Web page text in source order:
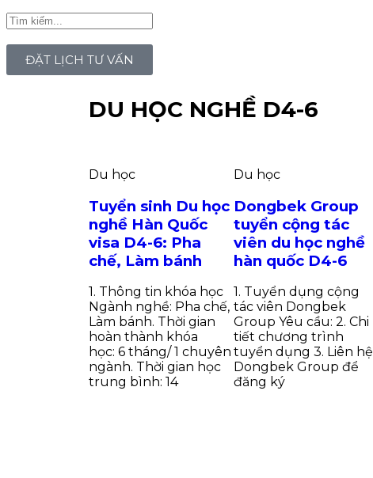
ĐẶT LỊCH TƯ VẤN
DU HỌC NGHỀ D4-6
Du học
Tuyển sinh Du học
nghề Hàn Quốc
visa D4-6: Pha
chế, Làm bánh
1. Thông tin khóa học
Ngành nghề: Pha chế,
Làm bánh. Thời gian
hoàn thành khóa
học: 6 tháng/ 1 chuyên
ngành. Thời gian học
trung bình: 14
Du học
Dongbek Group
tuyển cộng tác
viên du học nghề
hàn quốc D4-6
1. Tuyển dụng cộng
tác viên Dongbek
Group Yêu cầu: 2. Chi
tiết chương trình
tuyển dụng 3. Liên hệ
Dongbek Group để
đăng ký